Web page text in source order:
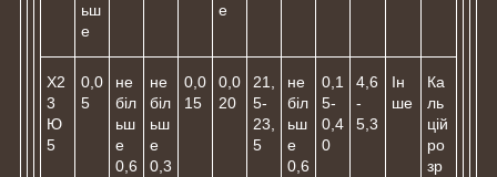
ьш
е
е
Х2
3
Ю
5
0,0
5
не
біл
ьш
е
0,6
не
біл
ьш
е
0,3
0,0
15
0,0
20
21,
5-
23,
5
не
біл
ьш
е
0,6
0,1
5-
0,4
0
4,6
-
5,3
Ін
ше
Ка
ль
цій
ро
зр